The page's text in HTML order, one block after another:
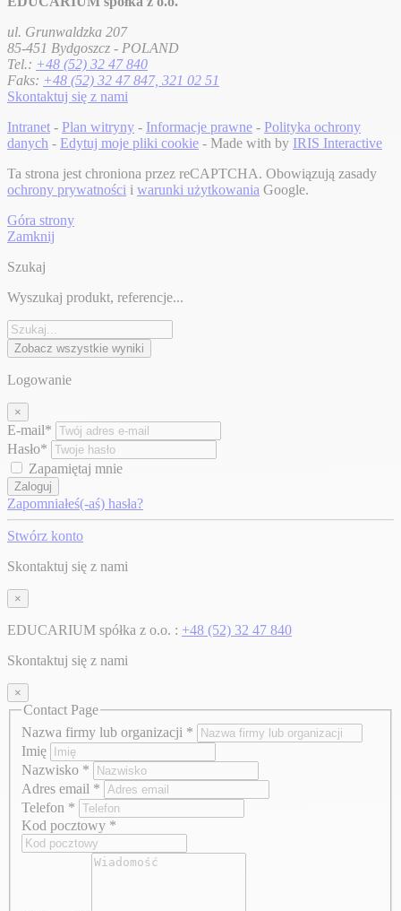
ul. Grunwaldzka 207
85-451 Bydgoszcz - POLAND
Tel.: +48 (52) 32 47 840
Faks: +48 (52) 32 47 847, 321 02 51
Skontaktuj się z nami
Intranet - Plan witryny - Informacje prawne - Polityka ochrony
danych - Edytuj moje pliki cookie - Made with by IRIS Interactive
Ta strona jest chroniona przez reCAPTCHA. Obowiązują zasady
ochrony prywatności i warunki użytkowania Google.
Góra strony
Zamknij
Szukaj
Wyszukaj produkt, referencje...
Zobacz wszystkie wyniki
Logowanie
×
E-mail*
Hasło*
Zapamiętaj mnie
Zaloguj
Zapomniałeś(-aś) hasła?
Stwórz konto
Skontaktuj się z nami
×
EDUCARIUM spółka z o.o. : +48 (52) 32 47 840
Skontaktuj się z nami
×
Contact Page
Nazwa firmy lub organizacji *
Imię
Nazwisko *
Adres email *
Telefon *
Kod pocztowy *